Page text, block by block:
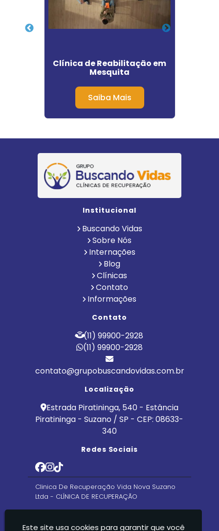
Clínica de Reabilitação em
Mesquita
Saiba Mais
Institucional
Buscando Vidas
Sobre Nós
Internações
Blog
Clínicas
Contato
Informações
Contato
(11) 99900-2928
(11) 99900-2928
contato@grupobuscandovidas.com.br
Localização
Estrada Piratininga, 540 - Estância
Piratininga - Suzano / SP - CEP: 08633-
340
Redes Sociais
Clinica De Recuperação Vida Nova Suzano
Ltda - CLÍNICA DE RECUPERAÇÃO
Este site usa cookies para garantir que você